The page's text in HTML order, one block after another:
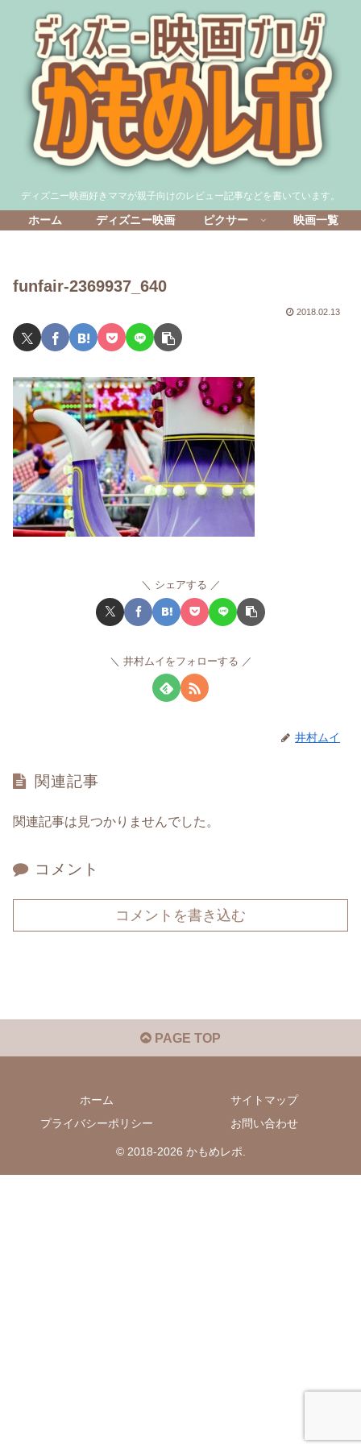
ディズニー映画好きママが親子向けのレビュー記事などを書いています。
ホーム ディズニー映画 ピクサー 映画一覧
funfair-2369937_640
2018.02.13
シェアする
井村ムイをフォローする
井村ムイ
関連記事
関連記事は見つかりませんでした。
コメント
コメントを書き込む
PAGE TOP
ホーム
サイトマップ
プライバシーポリシー
お問い合わせ
© 2018-2026 かもめレポ.